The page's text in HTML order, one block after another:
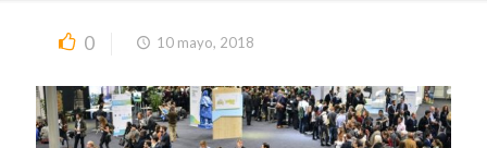
0 10 mayo, 2018